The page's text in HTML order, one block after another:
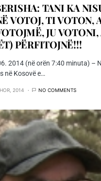
TANI KA
VOTOJ, TI VOTON,
JU
PËRFITOJNË!!!
2014 (në orën 7:40 minuta) –
në Kosovë e…
2014 NO COMMENTS